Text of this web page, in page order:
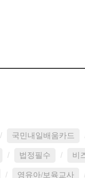
/ 국민내일배움카드
/ 법정필수 / 비
/ 영유아/보육교사